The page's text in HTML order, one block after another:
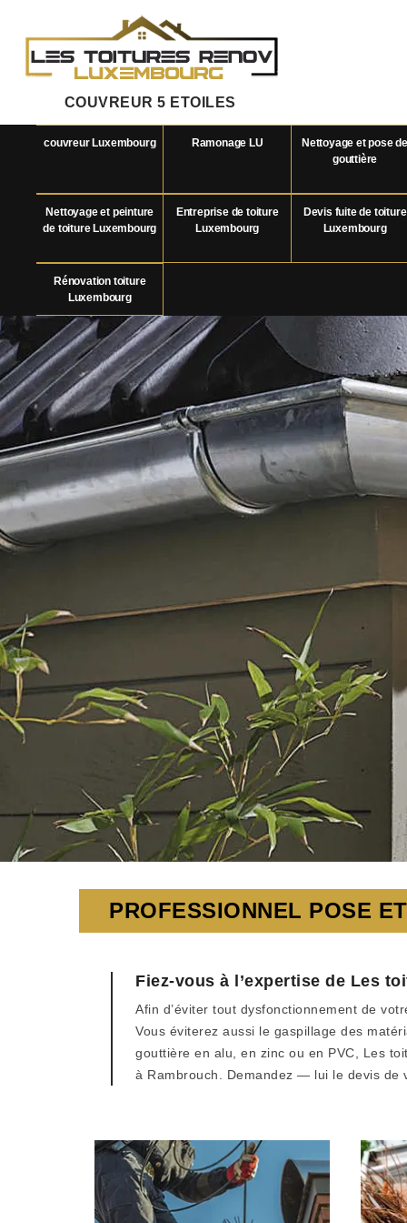
COUVREUR 5 ETOILES
couvreur Luxembourg Ramonage LU
Nettoyage et pose de
gouttière
Nettoyage et peinture
de toiture Luxembourg
Entreprise de toiture
Luxembourg
Devis fuite de toiture
Luxembourg
Rénovation toiture
Luxembourg
PROFESSIONNEL POSE
Fiez-vous à l’expertise de Les
Afin d’éviter tout dysfonctionnement de
Vous éviterez aussi le gaspillage des
gouttière en alu, en zinc ou en PVC, Les
à Rambrouch. Demandez — lui le devis de